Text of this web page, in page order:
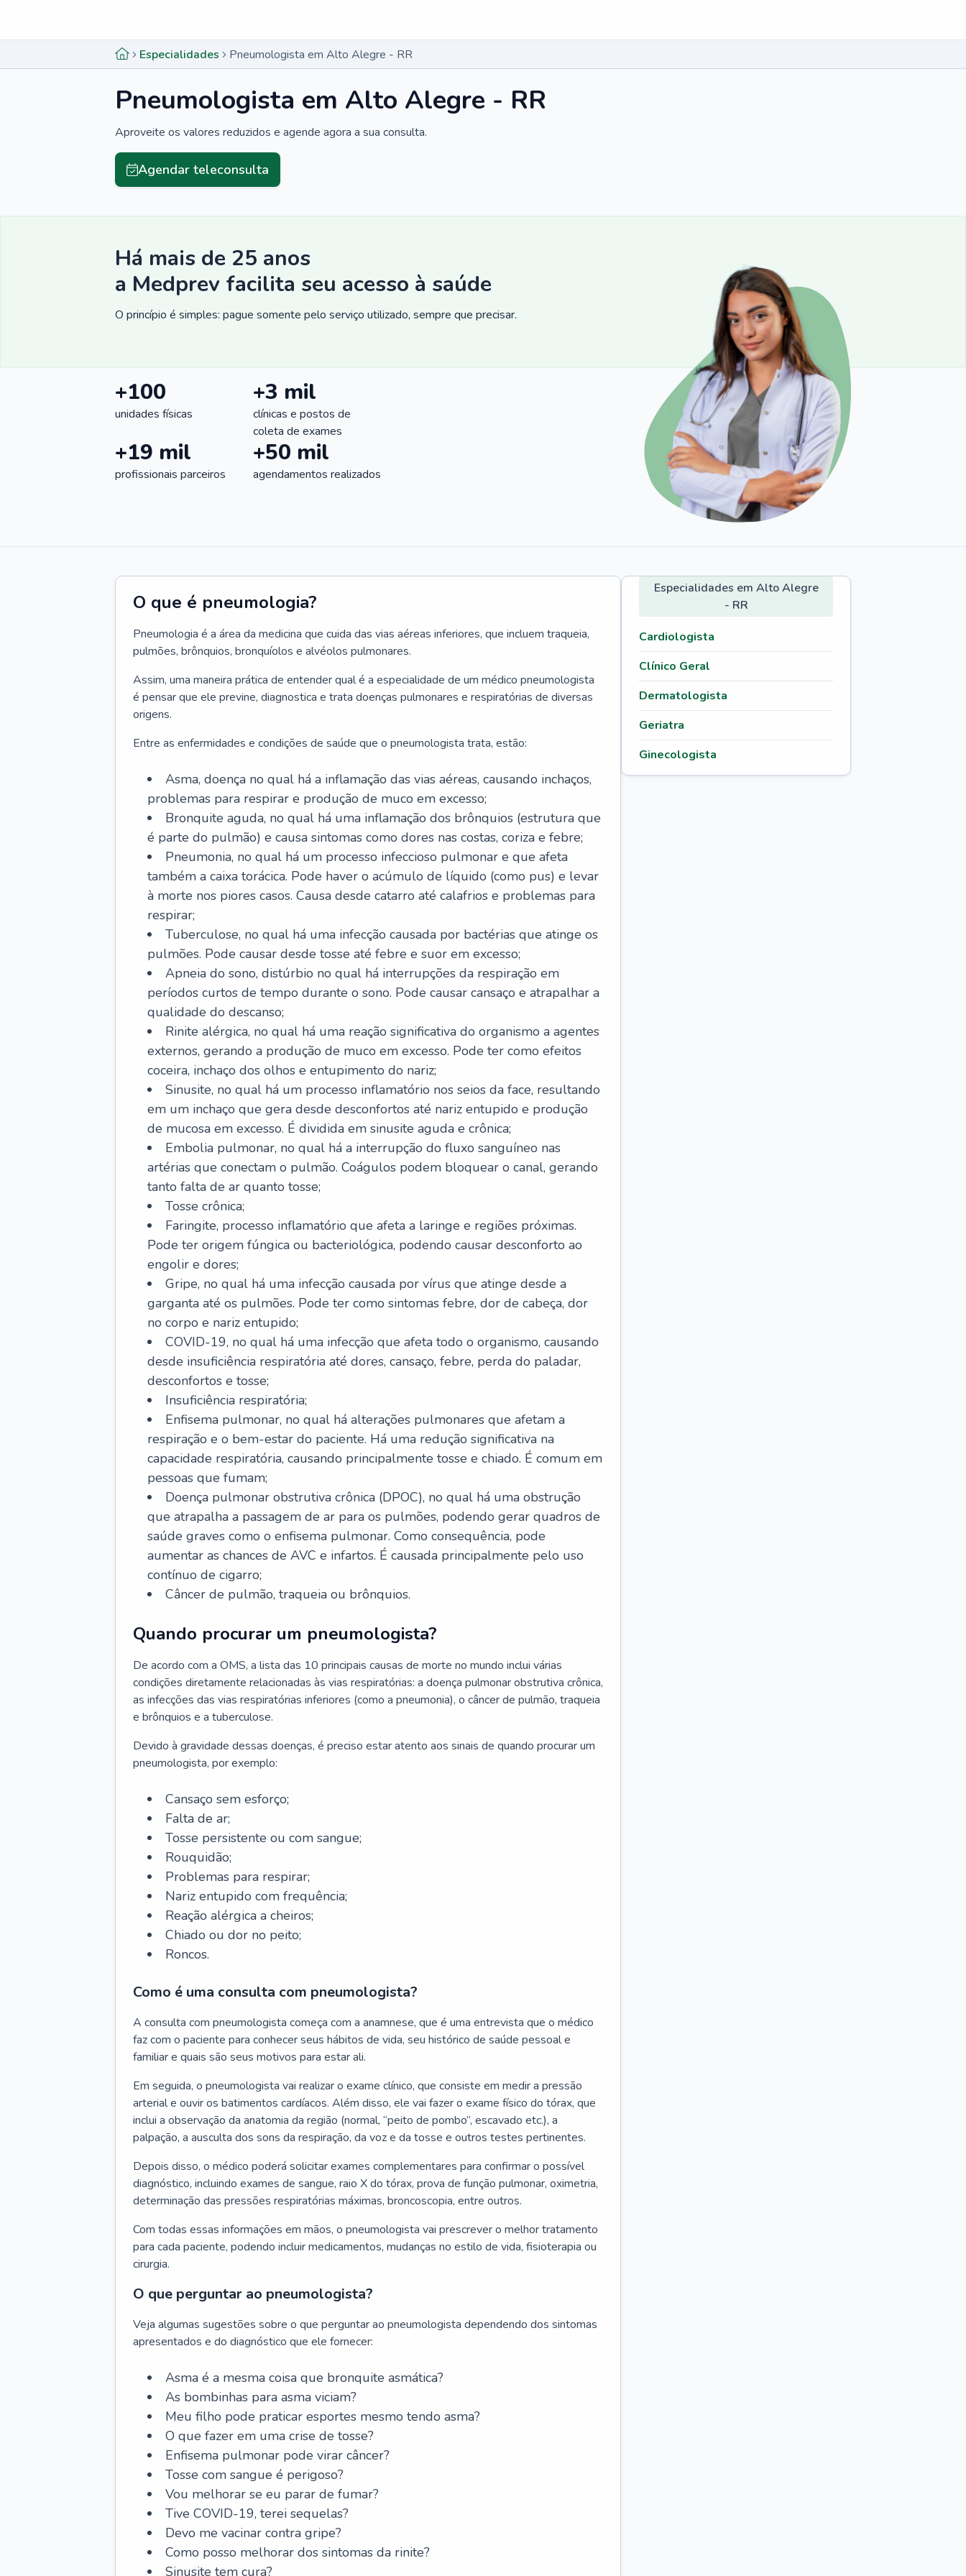
Especialidades Pneumologista em Alto Alegre - RR
Pneumologista em Alto Alegre - RR
Aproveite os valores reduzidos e agende agora a sua consulta.
Agendar teleconsulta
Há mais de 25 anos
a Medprev facilita seu acesso à saúde
O princípio é simples: pague somente pelo serviço utilizado, sempre que precisar.
+100
unidades físicas
+3 mil
clínicas e postos de
coleta de exames
+19 mil
profissionais parceiros
+50 mil
agendamentos realizados
O que é pneumologia?
Pneumologia é a área da medicina que cuida das vias aéreas inferiores, que incluem traqueia,
pulmões, brônquios, bronquíolos e alvéolos pulmonares.
Assim, uma maneira prática de entender qual é a especialidade de um médico pneumologista
é pensar que ele previne, diagnostica e trata doenças pulmonares e respiratórias de diversas
origens.
Entre as enfermidades e condições de saúde que o pneumologista trata, estão:
Asma, doença no qual há a inflamação das vias aéreas, causando inchaços,
problemas para respirar e produção de muco em excesso;
Bronquite aguda, no qual há uma inflamação dos brônquios (estrutura que
é parte do pulmão) e causa sintomas como dores nas costas, coriza e febre;
Pneumonia, no qual há um processo infeccioso pulmonar e que afeta
também a caixa torácica. Pode haver o acúmulo de líquido (como pus) e levar
à morte nos piores casos. Causa desde catarro até calafrios e problemas para
respirar;
Tuberculose, no qual há uma infecção causada por bactérias que atinge os
pulmões. Pode causar desde tosse até febre e suor em excesso;
Apneia do sono, distúrbio no qual há interrupções da respiração em
períodos curtos de tempo durante o sono. Pode causar cansaço e atrapalhar a
qualidade do descanso;
Rinite alérgica, no qual há uma reação significativa do organismo a agentes
externos, gerando a produção de muco em excesso. Pode ter como efeitos
coceira, inchaço dos olhos e entupimento do nariz;
Sinusite, no qual há um processo inflamatório nos seios da face, resultando
em um inchaço que gera desde desconfortos até nariz entupido e produção
de mucosa em excesso. É dividida em sinusite aguda e crônica;
Embolia pulmonar, no qual há a interrupção do fluxo sanguíneo nas
artérias que conectam o pulmão. Coágulos podem bloquear o canal, gerando
tanto falta de ar quanto tosse;
Tosse crônica;
Faringite, processo inflamatório que afeta a laringe e regiões próximas.
Pode ter origem fúngica ou bacteriológica, podendo causar desconforto ao
engolir e dores;
Gripe, no qual há uma infecção causada por vírus que atinge desde a
garganta até os pulmões. Pode ter como sintomas febre, dor de cabeça, dor
no corpo e nariz entupido;
COVID-19, no qual há uma infecção que afeta todo o organismo, causando
desde insuficiência respiratória até dores, cansaço, febre, perda do paladar,
desconfortos e tosse;
Insuficiência respiratória;
Enfisema pulmonar, no qual há alterações pulmonares que afetam a
respiração e o bem-estar do paciente. Há uma redução significativa na
capacidade respiratória, causando principalmente tosse e chiado. É comum em
pessoas que fumam;
Doença pulmonar obstrutiva crônica (DPOC), no qual há uma obstrução
que atrapalha a passagem de ar para os pulmões, podendo gerar quadros de
saúde graves como o enfisema pulmonar. Como consequência, pode
aumentar as chances de AVC e infartos. É causada principalmente pelo uso
contínuo de cigarro;
Câncer de pulmão, traqueia ou brônquios.
Quando procurar um pneumologista?
De acordo com a OMS, a lista das 10 principais causas de morte no mundo inclui várias
condições diretamente relacionadas às vias respiratórias: a doença pulmonar obstrutiva crônica,
as infecções das vias respiratórias inferiores (como a pneumonia), o câncer de pulmão, traqueia
e brônquios e a tuberculose.
Devido à gravidade dessas doenças, é preciso estar atento aos sinais de quando procurar um
pneumologista, por exemplo:
Cansaço sem esforço;
Falta de ar;
Tosse persistente ou com sangue;
Rouquidão;
Problemas para respirar;
Nariz entupido com frequência;
Reação alérgica a cheiros;
Chiado ou dor no peito;
Roncos.
Como é uma consulta com pneumologista?
A consulta com pneumologista começa com a anamnese, que é uma entrevista que o médico
faz com o paciente para conhecer seus hábitos de vida, seu histórico de saúde pessoal e
familiar e quais são seus motivos para estar ali.
Em seguida, o pneumologista vai realizar o exame clínico, que consiste em medir a pressão
arterial e ouvir os batimentos cardíacos. Além disso, ele vai fazer o exame físico do tórax, que
inclui a observação da anatomia da região (normal, “peito de pombo”, escavado etc.), a
palpação, a ausculta dos sons da respiração, da voz e da tosse e outros testes pertinentes.
Depois disso, o médico poderá solicitar exames complementares para confirmar o possível
diagnóstico, incluindo exames de sangue, raio X do tórax, prova de função pulmonar, oximetria,
determinação das pressões respiratórias máximas, broncoscopia, entre outros.
Com todas essas informações em mãos, o pneumologista vai prescrever o melhor tratamento
para cada paciente, podendo incluir medicamentos, mudanças no estilo de vida, fisioterapia ou
cirurgia.
O que perguntar ao pneumologista?
Veja algumas sugestões sobre o que perguntar ao pneumologista dependendo dos sintomas
apresentados e do diagnóstico que ele fornecer:
Asma é a mesma coisa que bronquite asmática?
As bombinhas para asma viciam?
Meu filho pode praticar esportes mesmo tendo asma?
O que fazer em uma crise de tosse?
Enfisema pulmonar pode virar câncer?
Tosse com sangue é perigoso?
Vou melhorar se eu parar de fumar?
Tive COVID-19, terei sequelas?
Devo me vacinar contra gripe?
Como posso melhorar dos sintomas da rinite?
Sinusite tem cura?
Especialidades em Alto Alegre
- RR
Cardiologista
Clínico Geral
Dermatologista
Geriatra
Ginecologista